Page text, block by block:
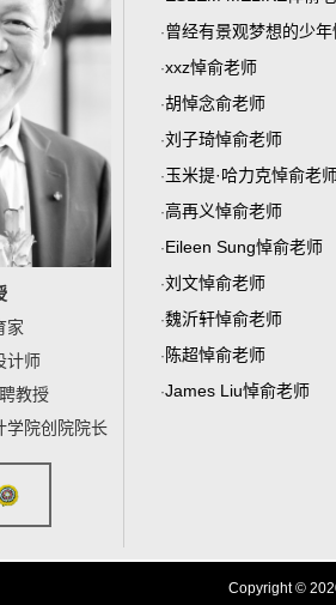
·曾经有景观梦想的少
·xxz悼俞老师
·胡悼念俞老师
·刘子琦悼俞老师
·玉米提·哈力克悼俞老
·高再义悼俞老师
·Eileen Sung悼俞老师
·刘文悼俞老师
·魏沂轩悼俞老师
· 陈超悼俞老师
·James Liu悼俞老师
家
计师
教授
学院创院院长
Copyright ©